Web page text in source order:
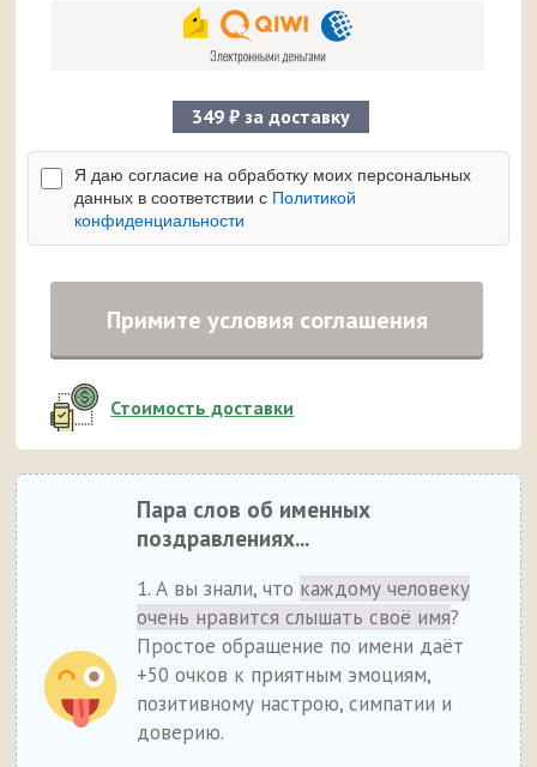
349 ₽ за доставку
Я даю согласие на обработку моих персональных
данных в соответствии с Политикой
конфиденциальности
Примите условия соглашения
Стоимость доставки
Пара слов об именных
поздравлениях...
1. А вы знали, что каждому человеку
очень нравится слышать своё имя?
Простое обращение по имени даёт
+50 очков к приятным эмоциям,
позитивному настрою, симпатии и
доверию.